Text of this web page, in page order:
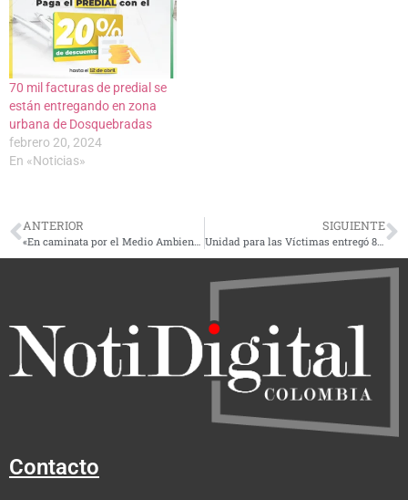
70 mil facturas de predial se
están entregando en zona
urbana de Dosquebradas
febrero 20, 2024
En «Noticias»
ANTERIOR SIGUIENTE
Unidad para las Víctimas entregó 851 indemnizaciones en mayo por más de 8 mil millones de pesos en el Eje Cafetero
Contacto